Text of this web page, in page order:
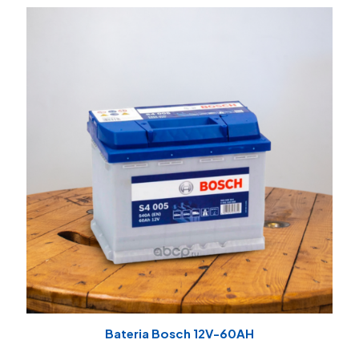
Bateria Bosch 12V-60AH